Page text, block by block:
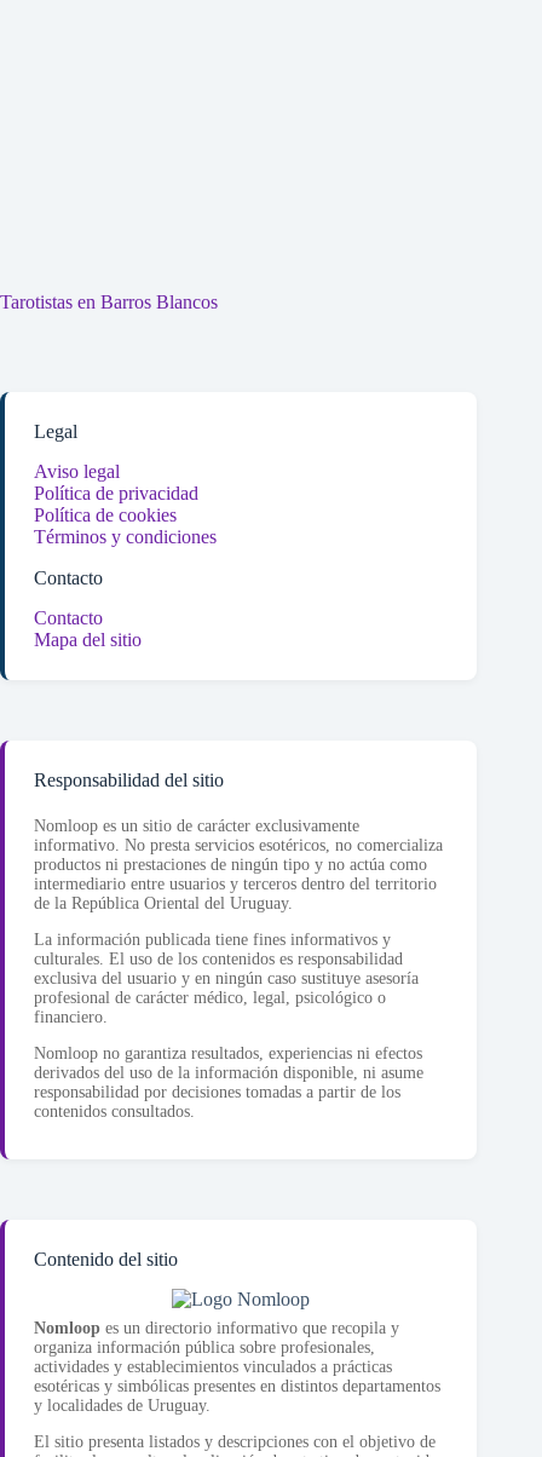
Tarotistas en Barros Blancos
Legal
Aviso legal
Política de privacidad
Política de cookies
Términos y condiciones
Contacto
Contacto
Mapa del sitio
Responsabilidad del sitio
Nomloop es un sitio de carácter exclusivamente
informativo. No presta servicios esotéricos, no comercializa
productos ni prestaciones de ningún tipo y no actúa como
intermediario entre usuarios y terceros dentro del territorio
de la República Oriental del Uruguay.
La información publicada tiene fines informativos y
culturales. El uso de los contenidos es responsabilidad
exclusiva del usuario y en ningún caso sustituye asesoría
profesional de carácter médico, legal, psicológico o
financiero.
Nomloop no garantiza resultados, experiencias ni efectos
derivados del uso de la información disponible, ni asume
responsabilidad por decisiones tomadas a partir de los
contenidos consultados.
Contenido del sitio
Nomloop es un directorio informativo que recopila y
organiza información pública sobre profesionales,
actividades y establecimientos vinculados a prácticas
esotéricas y simbólicas presentes en distintos departamentos
y localidades de Uruguay.
El sitio presenta listados y descripciones con el objetivo de